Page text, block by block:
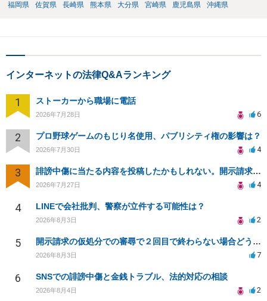
福岡県
佐賀県 長崎県 熊本県 大分県 宮崎県 鹿児島県 沖縄県
インターネットの法律Q&Aランキング
1 ストーカーから職場に電話
2026年7月28日 6
2 プロ野球ゲームのもじり名使用、パブリシティ権の影響は？
2026年7月30日 4
3 誹謗中傷に当たる内容を投稿したかもしれない。開示請求や民事刑事裁判に発展しうるのか教えて欲しい。
2026年7月27日 4
4 LINEで会社批判、警察が立件する可能性は？
2026年8月3日 2
5 開示請求の仮処分での審尋で２回目で終わらない場合どうしたらいいですか
2026年8月3日 7
6 SNSでの誹謗中傷と金銭トラブル、法的対応の相談
2026年8月4日 2